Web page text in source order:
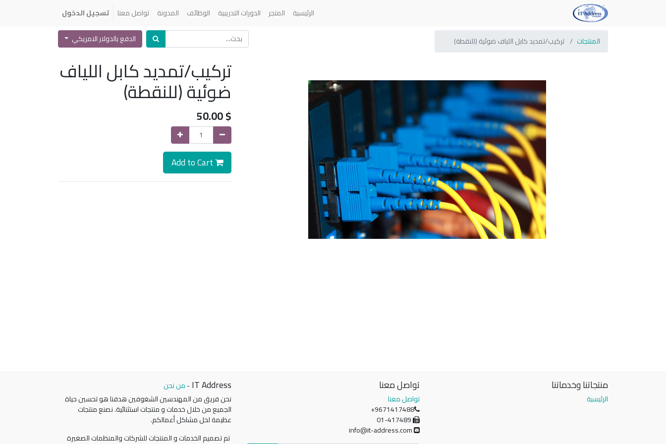
الرئيسية المتجر الدورات التدريبية الوظائف المدونة تواصل معنا تسجيل الدخول
المنتجات تركيب/تمديد كابل اللياف ضوئية (للنقطة) الدفع بالدولار الامريكي
تركيب/تمديد كابل اللياف
ضوئية (للنقطة)
$
50.00
منتجاتنا وخدماتنا
الرئيسية
تواصل معنا
تواصل معنا
+9671417488
info@it-address.com
IT Address
-من نحن
نحن فريق من المهندسين الشغوفين هدفنا هو تحسين حياة
الجميع من خلال خدمات و منتجات استثنائية. نصنع منتجات
عظيمة لحل مشاكل أعمالكم.
تم تصميم الخدمات و المنتجات للشركات والمنظمات الصغيرة